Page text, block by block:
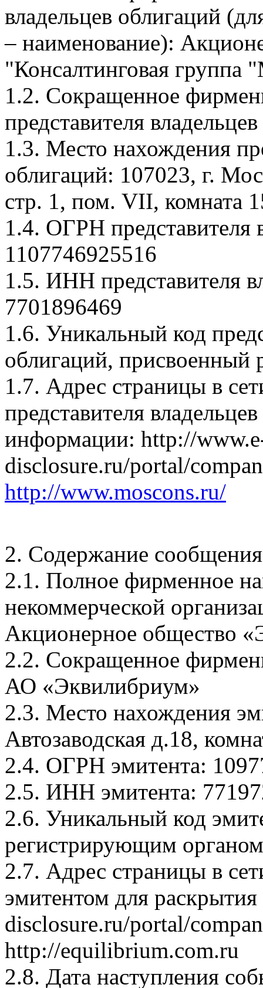
владельцев облигаций
– наименование):
"Консалтинговая
1.2. Сокращенное
представителя
1.3. Место нахождения
облигаций: 107023, г.
стр. 1, пом. VII, комната
1.4. ОГРН представителя
1107746925516
1.5. ИНН представителя
7701896469
1.6. Уникальный код
облигаций,
1.7. Адрес страницы в
представителя
информации: http://
disclosure.ru/portal/
http://www.moscons.ru/
2. Содержание сообщения
2.1. Полное фирменное
некоммерческой
Акционерное общество
2.2. Сокращенное
АО «Эквилибриум»
2.3. Место нахождения
Автозаводская д.18,
2.4. ОГРН эмитента:
2.5. ИНН эмитента:
2.6. Уникальный код
регистрирующим
2.7. Адрес страницы в
эмитентом для
disclosure.ru/portal/
http://equilibrium.com.ru
2.8. Дата наступления